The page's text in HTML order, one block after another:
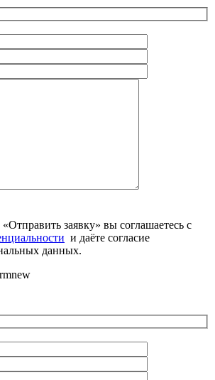
заявку» вы соглашаетесь с
и даёте согласие
данных.